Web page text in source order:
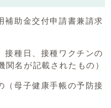
助金交付申請書兼請求
種日、接種ワクチンの
関名が記載されたもの）
母子健康手帳の予防接